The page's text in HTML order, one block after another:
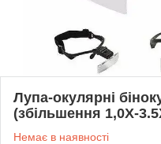
Лупа-окулярні
(збільшення 1,0X-
Немає в наявності